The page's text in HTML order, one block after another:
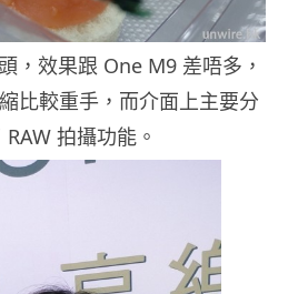
，效果跟 One M9 差唔多，
比較重手，而介面上主要分
拍攝功能。